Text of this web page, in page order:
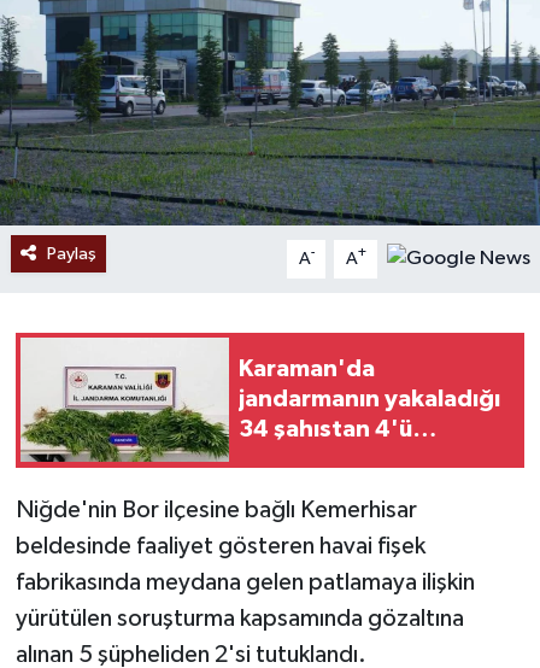
Paylaş A- A+
Karaman'da
jandarmanın yakaladığı
34 şahıstan 4'ü
Niğde'nin Bor ilçesine bağlı Kemerhisar
beldesinde faaliyet gösteren havai fişek
fabrikasında meydana gelen patlamaya ilişkin
yürütülen soruşturma kapsamında gözaltına
alınan 5 şüpheliden 2'si tutuklandı.
Tokat Haber